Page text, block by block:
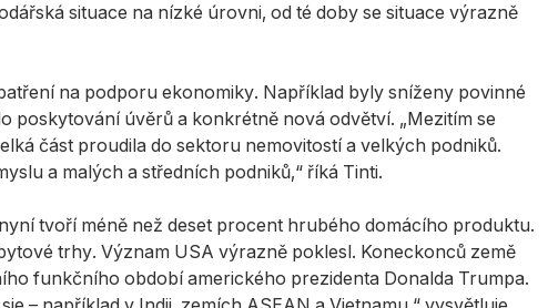
situace na nízké úrovni, od té doby se situace výrazně
na podporu ekonomiky. Například byly sníženy povinné
poskytování úvěrů a konkrétně nová odvětví. „Mezitím se
část proudila do sektoru nemovitostí a velkých podniků.
a malých a středních podniků,“ říká Tinti.
tvoří méně než deset procent hrubého domácího produktu.
trhy. Význam USA výrazně poklesl. Koneckonců země
funkčního období amerického prezidenta Donalda Trumpa.